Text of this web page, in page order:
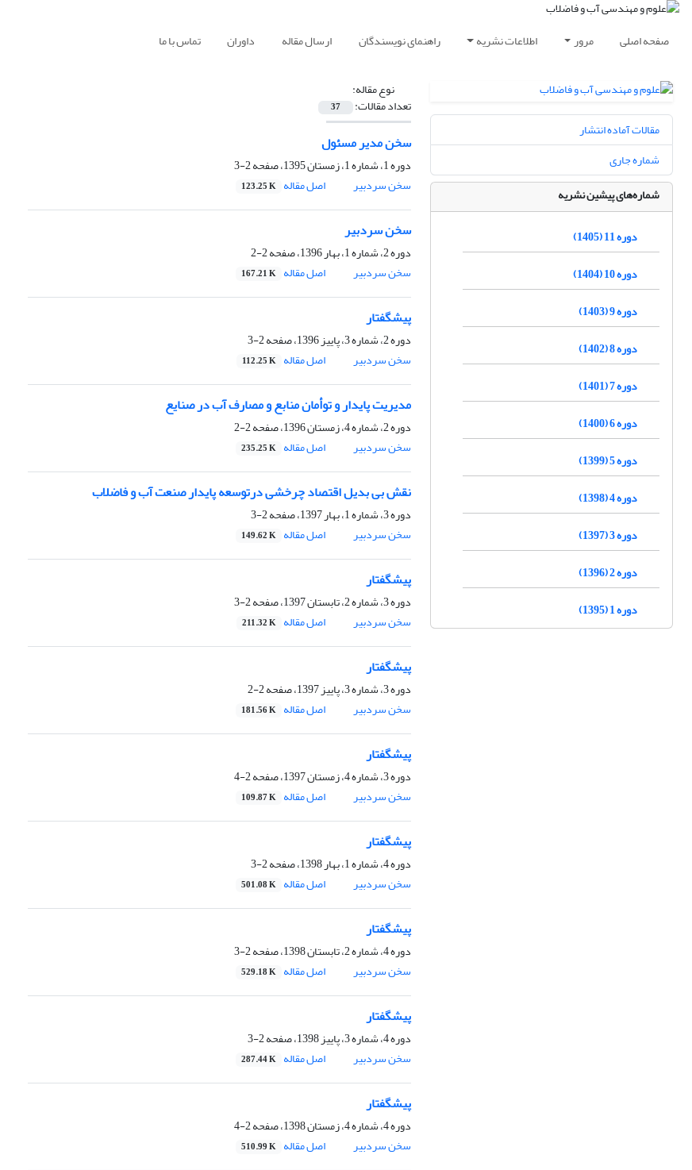
صفحه اصلی مرور اطلاعات نشریه راهنمای نویسندگان ارسال مقاله داوران تماس با ما
نوع مقاله:
تعداد مقالات: 37
سخن مدیر مسئول
دوره 1، شماره 1، زمستان 1395، صفحه
2-3
سخن سردبیر
اصل مقاله 123.25 K
سخن سردبیر
دوره 2، شماره 1، بهار 1396، صفحه
2-2
سخن سردبیر
اصل مقاله 167.21 K
پیشگفتار
دوره 2، شماره 3، پاییز 1396، صفحه
2-3
سخن سردبیر
اصل مقاله 112.25 K
مدیریت پایدار و توأمان منابع و مصارف آب در صنایع
دوره 2، شماره 4، زمستان 1396، صفحه
2-2
سخن سردبیر
اصل مقاله 235.25 K
نقش بی بدیل اقتصاد چرخشی درتوسعه پایدار صنعت آب و فاضلاب
دوره 3، شماره 1، بهار 1397، صفحه
2-3
سخن سردبیر
اصل مقاله 149.62 K
پیشگفتار
دوره 3، شماره 2، تابستان 1397، صفحه
2-3
سخن سردبیر
اصل مقاله 211.32 K
پیشگفتار
دوره 3، شماره 3، پاییز 1397، صفحه
2-2
سخن سردبیر
اصل مقاله 181.56 K
پیشگفتار
دوره 3، شماره 4، زمستان 1397، صفحه
2-4
سخن سردبیر
اصل مقاله 109.87 K
پیشگفتار
دوره 4، شماره 1، بهار 1398، صفحه
2-3
سخن سردبیر
اصل مقاله 501.08 K
پیشگفتار
دوره 4، شماره 2، تابستان 1398، صفحه
2-3
سخن سردبیر
اصل مقاله 529.18 K
پیشگفتار
دوره 4، شماره 3، پاییز 1398، صفحه
2-3
سخن سردبیر
اصل مقاله 287.44 K
پیشگفتار
دوره 4، شماره 4، زمستان 1398، صفحه
2-4
سخن سردبیر
اصل مقاله 510.99 K
مقالات آماده انتشار
شماره جاری
شماره‌های پیشین نشریه
دوره 11 (1405)
دوره 10 (1404)
دوره 9 (1403)
دوره 8 (1402)
دوره 7 (1401)
دوره 6 (1400)
دوره 5 (1399)
دوره 4 (1398)
دوره 3 (1397)
دوره 2 (1396)
دوره 1 (1395)